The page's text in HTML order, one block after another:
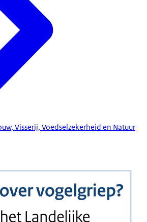
Visserij, Voedselzekerheid en Natuur